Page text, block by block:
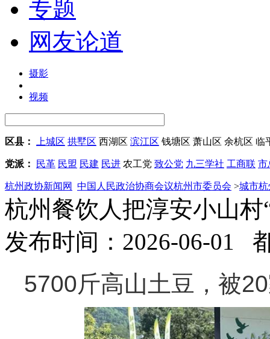
专题
网友论道
摄影
视频
区县： 上城区 拱墅区 西湖区 滨江区 钱塘区 萧山区 余杭区 临
党派： 民革 民盟 民建 民进 农工党 致公党 九三学社 工商联 市
杭州政协新闻网 中国人民政治协商会议杭州市委员会 >城市杭
杭州餐饮人把淳安小山村
发布时间：2026-06-01
5700斤高山土豆，被